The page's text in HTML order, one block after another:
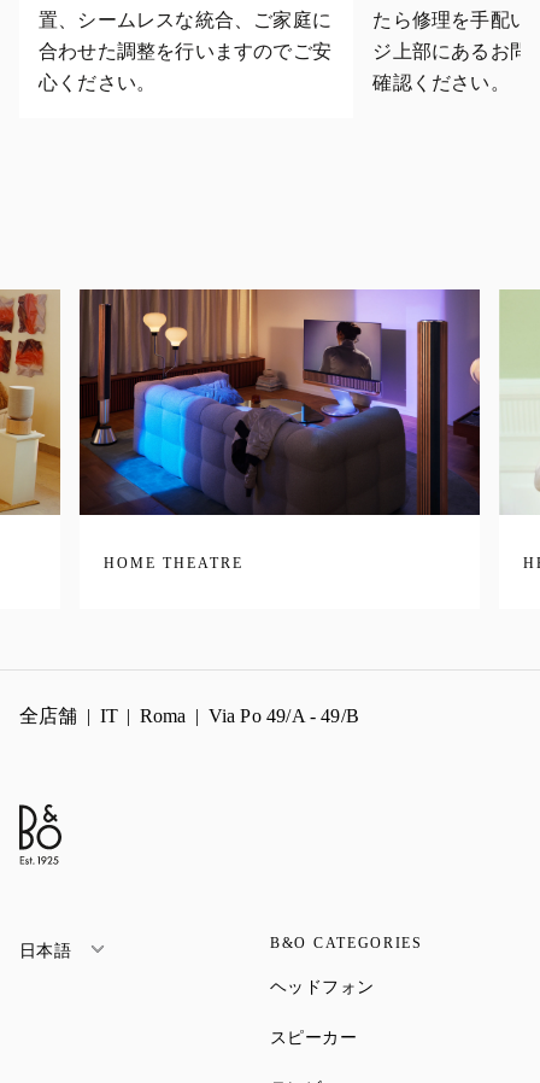
置、シームレスな統合、ご家庭に
合わせた調整を行いますのでご安
心ください。
たら修理を手配い
ジ上部にあるお問
確認ください。
HOME THEATRE
全店舗 IT Roma Via Po 49/A - 49/B
日本語 B&O CATEGORIES
ヘッドフォン
スピーカー